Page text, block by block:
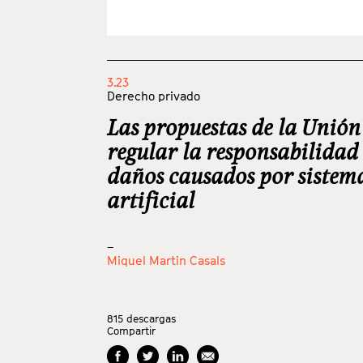
3.23
Derecho privado
Las propuestas de la
regular la
daños causados por
artificial
_
Miquel Martin Casals
815 descargas
Compartir